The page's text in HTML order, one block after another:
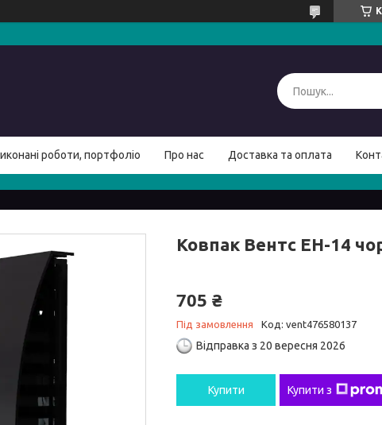
роботи, портфоліо Про нас Доставка та оплата
Ковпак Вентс ЕН-14
705 ₴
Під замовлення Код: vent476580137
Відправка з 20 вересня 2026
Купити Купити з